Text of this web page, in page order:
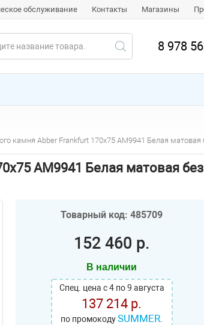
обслуживание Контакты Магазины
8 978
камня Abber Frankfurt 170x75 AM9941 Белая
AM9941 Белая матовая
Товарный код: 485709
152 460 р.
В наличии
Спец. цена с 4 по 9 августа
137 214 р.
по промокодуSUMMER